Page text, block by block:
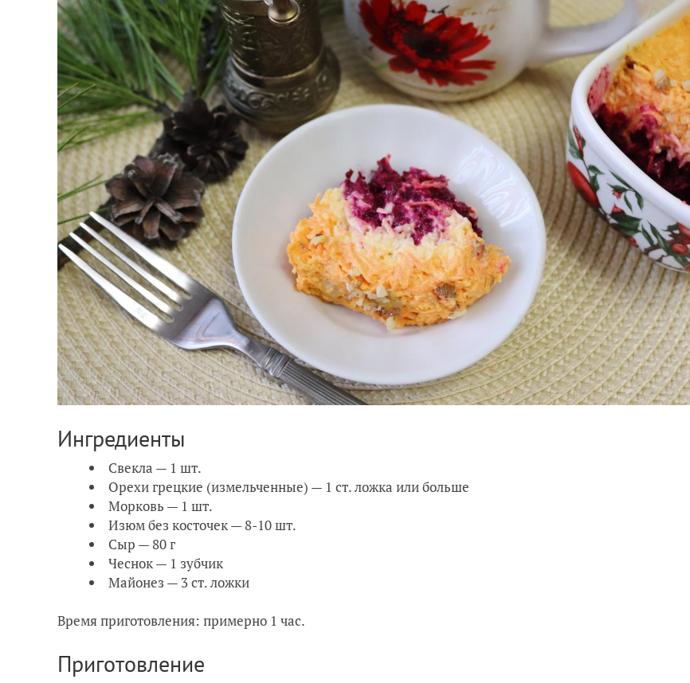
Ингредиенты
Свекла — 1 шт.
Орехи грецкие (измельченные) — 1 ст. ложка или больше
Морковь — 1 шт.
Изюм без косточек — 8-10 шт.
Сыр — 80 г
Чеснок — 1 зубчик
Майонез — 3 ст. ложки
Время приготовления: примерно 1 час.
Приготовление